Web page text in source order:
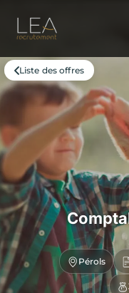
Liste des offres
Pérols